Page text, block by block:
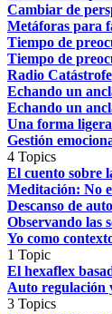
Cambiar de
Metáforas para
Tiempo de
Tiempo de
Radio Catástrofe
Echando un
Echando un
Una forma
Gestión
4 Topics
El cuento sobre
Meditación: No
Descanso de
Observando las
Yo como
1 Topic
El hexaflex
Auto regulación
3 Topics